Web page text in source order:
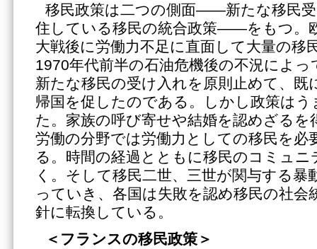
移民政策は二つの側面――新たな移民
住している移民の統合政策――をもつ。
大戦後に労働力不足に直面して大量の移
1970年代前半の石油危機後の不況によ
新たな移民の受け入れを原則止めて、既
帰国を促したのである。しかし政策は
た。家族の呼び寄せや結婚を認めざるを
労働の分野では労働力としての移民を必
る。時間の経過とともに移民のコミュ
く。そして移民二世、三世が関与する暴
っていき、各国は失敗を認め移民の社会
針に転換している。
＜フランスの移民政策＞